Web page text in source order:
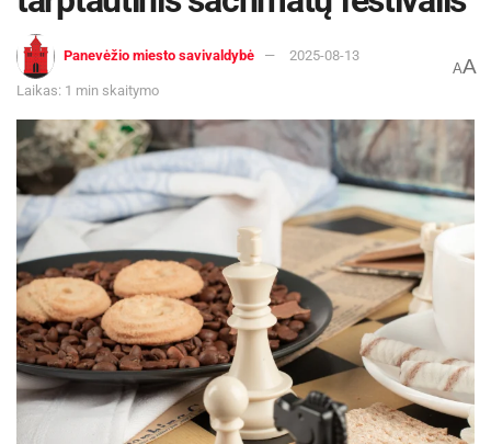
Panevėžio miesto savivaldybė 2025-08-13
Laikas: 1 min skaitymo
AA